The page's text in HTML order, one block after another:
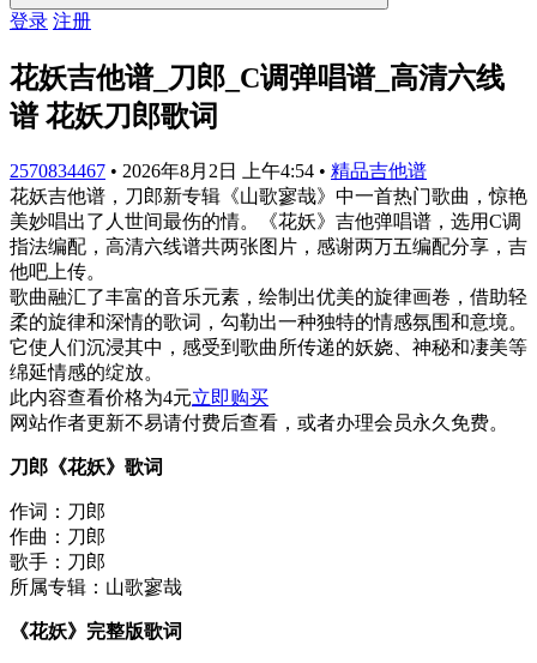
登录 注册
花妖吉他谱_刀郎_C调弹唱谱_高清六线
谱 花妖刀郎歌词
2570834467 • 2026年8月2日 上午4:54 • 精品吉他谱
花妖吉他谱，刀郎新专辑《山歌寥哉》中一首热门歌曲，惊艳
美妙唱出了人世间最伤的情。《花妖》吉他弹唱谱，选用C调
指法编配，高清六线谱共两张图片，感谢两万五编配分享，吉
他吧上传。
歌曲融汇了丰富的音乐元素，绘制出优美的旋律画卷，借助轻
柔的旋律和深情的歌词，勾勒出一种独特的情感氛围和意境。
它使人们沉浸其中，感受到歌曲所传递的妖娆、神秘和凄美等
绵延情感的绽放。
此内容查看价格为4元立即购买
网站作者更新不易请付费后查看，或者办理会员永久免费。
刀郎《花妖》歌词
作词：刀郎
作曲：刀郎
歌手：刀郎
所属专辑：山歌寥哉
《花妖》完整版歌词